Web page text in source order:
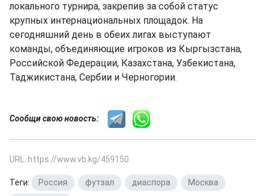
локального турнира, закрепив за собой статус
крупных интернациональных площадок. На
сегодняшний день в обеих лигах выступают
команды, объединяющие игроков из Кыргызстана,
Российской Федерации, Казахстана, Узбекистана,
Таджикистана, Сербии и Черногории.
Сообщи свою новость:
URL: https://www.vb.kg/459150
Теги: Россия футзал диаспора Москва